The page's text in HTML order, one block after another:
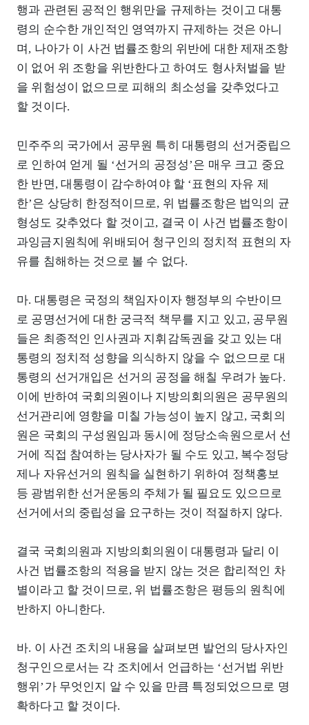
행과 관련된 공적인 행위만을 규제하는 것이고 대통
령의 순수한 개인적인 영역까지 규제하는 것은 아니
며, 나아가 이 사건 법률조항의 위반에 대한 제재조항
이 없어 위 조항을 위반한다고 하여도 형사처벌을 받
을 위험성이 없으므로 피해의 최소성을 갖추었다고
할 것이다.
민주주의 국가에서 공무원 특히 대통령의 선거중립으
로 인하여 얻게 될 ‘선거의 공정성’은 매우 크고 중요
한 반면, 대통령이 감수하여야 할 ‘표현의 자유 제
한’은 상당히 한정적이므로, 위 법률조항은 법익의 균
형성도 갖추었다 할 것이고, 결국 이 사건 법률조항이
과잉금지원칙에 위배되어 청구인의 정치적 표현의 자
유를 침해하는 것으로 볼 수 없다.
마. 대통령은 국정의 책임자이자 행정부의 수반이므
로 공명선거에 대한 궁극적 책무를 지고 있고, 공무원
들은 최종적인 인사권과 지휘감독권을 갖고 있는 대
통령의 정치적 성향을 의식하지 않을 수 없으므로 대
통령의 선거개입은 선거의 공정을 해칠 우려가 높다.
이에 반하여 국회의원이나 지방의회의원은 공무원의
선거관리에 영향을 미칠 가능성이 높지 않고, 국회의
원은 국회의 구성원임과 동시에 정당소속원으로서 선
거에 직접 참여하는 당사자가 될 수도 있고, 복수정당
제나 자유선거의 원칙을 실현하기 위하여 정책홍보
등 광범위한 선거운동의 주체가 될 필요도 있으므로
선거에서의 중립성을 요구하는 것이 적절하지 않다.
결국 국회의원과 지방의회의원이 대통령과 달리 이
사건 법률조항의 적용을 받지 않는 것은 합리적인 차
별이라고 할 것이므로, 위 법률조항은 평등의 원칙에
반하지 아니한다.
바. 이 사건 조치의 내용을 살펴보면 발언의 당사자인
청구인으로서는 각 조치에서 언급하는 ‘선거법 위반
행위’가 무엇인지 알 수 있을 만큼 특정되었으므로 명
확하다고 할 것이다.